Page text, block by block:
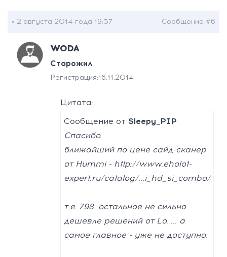
» 2 августа 2014 года 19:37 Сообщение #6
WODA
Старожил
Регистрация:16.11.2014
Цитата:
Сообщение от Sleepy_PIP
Спасибо.
ближайший по цене сайд-сканер
от Hummi - http://www.eholot-
expert.ru/catalog/...i_hd_si_combo/
т.е. 798. остальное не сильно
дешевле решений от Lo. ... а
самое главное - уже не доступно.